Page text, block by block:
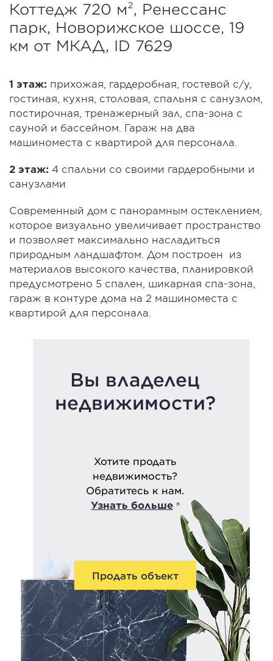
Коттедж 720 м², Ренессанс
парк, Новорижское шоссе, 19
км от МКАД, ID 7629
1 этаж: прихожая, гардеробная, гостевой с/у,
гостиная, кухня, столовая, спальня с санузлом,
постирочная, тренажерный зал, спа-зона с
сауной и бассейном. Гараж на два
машиноместа с квартирой для персонала.
2 этаж: 4 спальни со своими гардеробными и
санузлами
Современный дом с панорамным остеклением,
которое визуально увеличивает пространство
и позволяет максимально насладиться
природным ландшафтом. Дом построен из
материалов высокого качества, планировкой
предусмотрено 5 спален, шикарная спа-зона,
гараж в контуре дома на 2 машиноместа с
квартирой для персонала.
Вы владелец
недвижимости?
Хотите продать
недвижимость?
Обратитесь к нам.
Узнать больше
Продать объект